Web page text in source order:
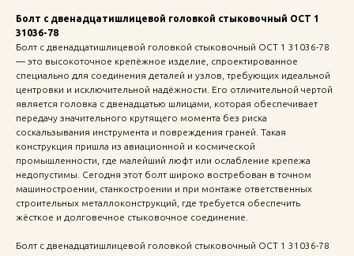
Болт с двенадцатишлицевой головкой стыковочный ОСТ 1
31036-78
Болт с двенадцатишлицевой головкой стыковочный ОСТ 1 31036-78
— это высокоточное крепёжное изделие, спроектированное
специально для соединения деталей и узлов, требующих идеальной
центровки и исключительной надёжности. Его отличительной чертой
является головка с двенадцатью шлицами, которая обеспечивает
передачу значительного крутящего момента без риска
соскальзывания инструмента и повреждения граней. Такая
конструкция пришла из авиационной и космической
промышленности, где малейший люфт или ослабление крепежа
недопустимы. Сегодня этот болт широко востребован в точном
машиностроении, станкостроении и при монтаже ответственных
строительных металлоконструкций, где требуется обеспечить
жёсткое и долговечное стыковочное соединение.
Болт с двенадцатишлицевой головкой стыковочный ОСТ 1 31036-78